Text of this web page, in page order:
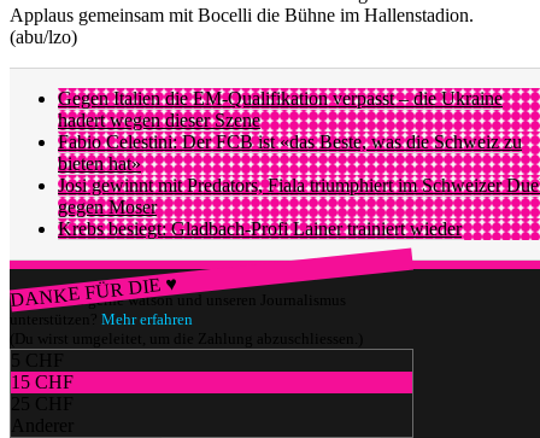
Applaus gemeinsam mit Bocelli die Bühne im Hallenstadion.
(abu/lzo)
Gegen Italien die EM-Qualifikation verpasst – die Ukraine
hadert wegen dieser Szene
Fabio Celestini: Der FCB ist «das Beste, was die Schweiz zu
bieten hat»
Josi gewinnt mit Predators, Fiala triumphiert im Schweizer
gegen Moser
Krebs besiegt: Gladbach-Profi Lainer trainiert wieder
DANKE FÜR DIE ♥
Würdest du gerne watson und unseren Journalismus
unterstützen? Mehr erfahren
(Du wirst umgeleitet, um die Zahlung abzuschliessen.)
5 CHF
15 CHF
25 CHF
Anderer